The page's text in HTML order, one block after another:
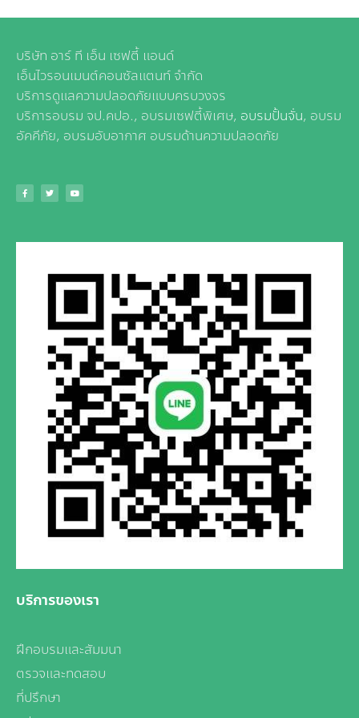
บริษัท อาร์ ที เอ็น เซฟตี้ แอนด์
เอ็นไวรอนเมนต์คอนซัลแตนท์ จำกัด
บริการดูแลความปลอดภัยแบบครบวงจร
บริการอบรม จป.คปอ., อบรมเซฟตี้พิเศษ, อบรมปั้นจั่น, อบรม
อัคคีภัย, อบรมอับอากาศ อบรมด้านความปลอดภัย
บริการของเรา
ฝึกอบรมและสัมมนา
ตรวจและทดสอบ
ที่ปรึกษา